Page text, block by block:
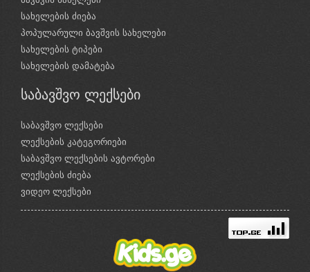
სახელების ძიება
პოპულარული ბავშვის სახელები
სახელების ტიპები
სახელების დამატება
საბავშვო ლექსები
საბავშვო ლექსები
ლექსების კატეგორიები
საბავშვო ლექსების ავტორები
ლექსების ძიება
ვიდეო ლექსები